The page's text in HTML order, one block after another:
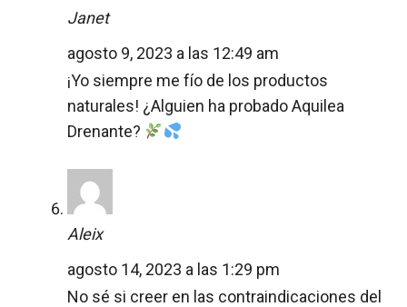
Janet
agosto 9, 2023 a las 12:49 am
¡Yo siempre me fío de los productos
naturales! ¿Alguien ha probado Aquilea
Drenante?
Aleix
agosto 14, 2023 a las 1:29 pm
No sé si creer en las contraindicaciones del